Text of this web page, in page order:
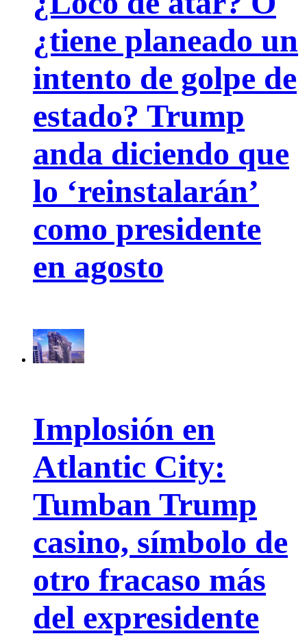
¿tiene planeado un
intento de golpe de
estado? Trump
anda diciendo que
lo ‘reinstalarán’
como presidente
en agosto
Implosión en
Atlantic City:
Tumban Trump
casino, símbolo de
otro fracaso más
del expresidente